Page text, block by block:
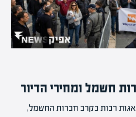
חשמל ומחירי הדיור
רבות בקרב חברות החשמל,